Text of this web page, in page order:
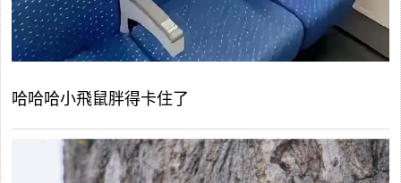
哈哈哈小飛鼠胖得卡住了